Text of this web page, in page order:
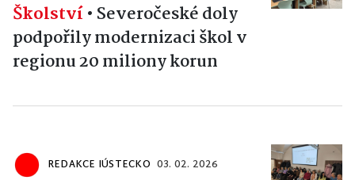
Školství• Severočeské doly
podpořily modernizaci škol v
regionu 20 miliony korun
REDAKCE IÚSTECKO 03. 02. 2026